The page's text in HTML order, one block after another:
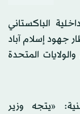
الباكستاني
جهود إسلام آباد
المتحدة
«يتجه وزير